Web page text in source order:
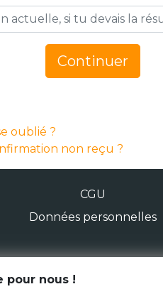
Continuer
oublié ?
non reçu ?
CGU
Données personnelles
© Génération Zébrée 2026
pour nous !